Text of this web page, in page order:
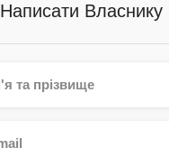
Написати Власнику